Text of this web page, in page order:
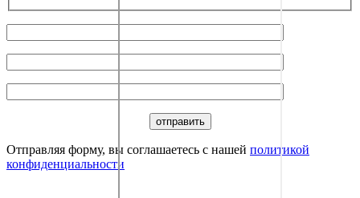
Отправляя форму, вы соглашаетесь с нашей политикой
конфиденциальности